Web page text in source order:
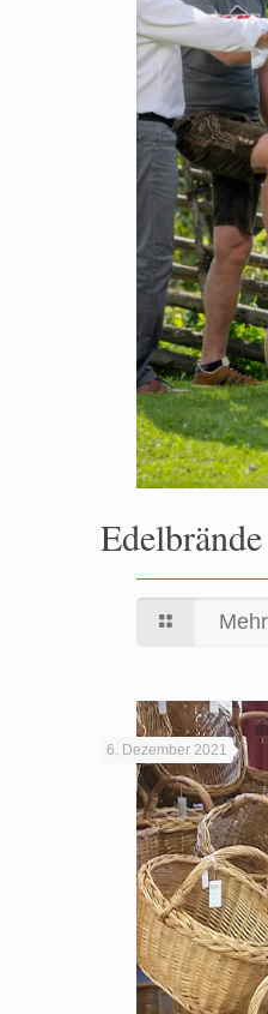
6. Dezember 2021